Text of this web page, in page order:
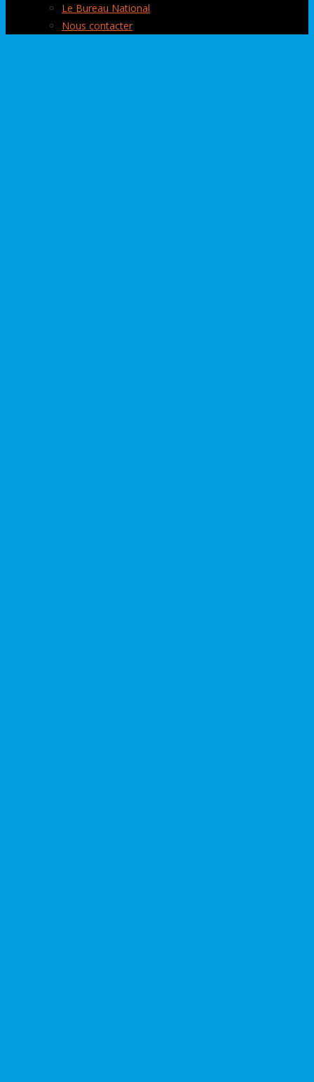
Le Bureau National
Nous contacter